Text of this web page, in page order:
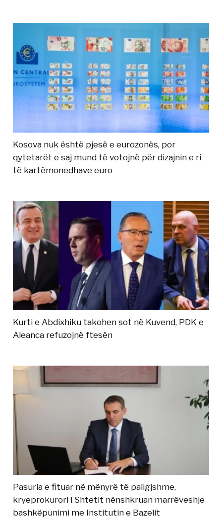
Kosova nuk është pjesë e eurozonës, por
qytetarët e saj mund të votojnë për dizajnin e ri
të kartëmonedhave euro
Kurti e Abdixhiku takohen sot në Kuvend, PDK e
Aleanca refuzojnë ftesën
Pasuria e fituar në mënyrë të paligjshme,
kryeprokurori i Shtetit nënshkruan marrëveshje
bashkëpunimi me Institutin e Bazelit